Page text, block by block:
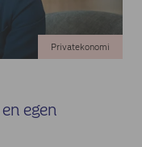
Privatekonomi
egen